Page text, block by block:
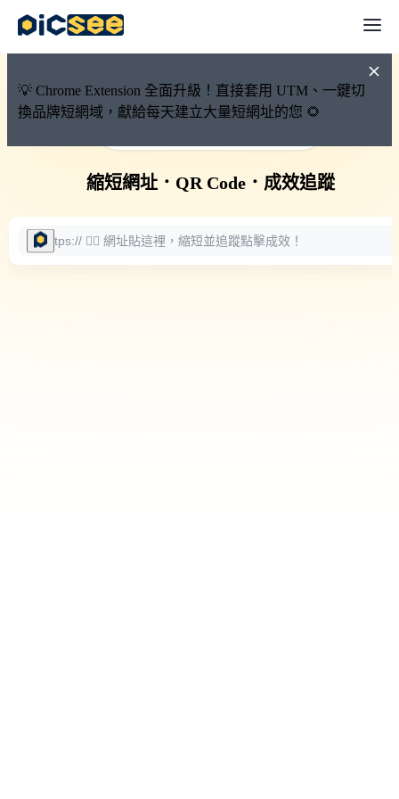
💡 Chrome Extension 全面升級！直接套用 UTM、一鍵切
換品牌短網域，獻給每天建立大量短網址的您 🌻
🚀 PicSee 短網址永久有效
縮短網址． QR Code． 成效追蹤